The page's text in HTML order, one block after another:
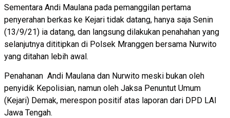
Sementara Andi Maulana pada pemanggilan pertama
penyerahan berkas ke Kejari tidak datang, hanya saja Senin
(13/9/21) ia datang, dan langsung dilakukan penahahan yang
selanjutnya dititipkan di Polsek Mranggen bersama Nurwito
yang ditahan lebih awal.
Penahanan Andi Maulana dan Nurwito meski bukan oleh
penyidik Kepolisian, namun oleh Jaksa Penuntut Umum
(Kejari) Demak, merespon positif atas laporan dari DPD LAI
Jawa Tengah.